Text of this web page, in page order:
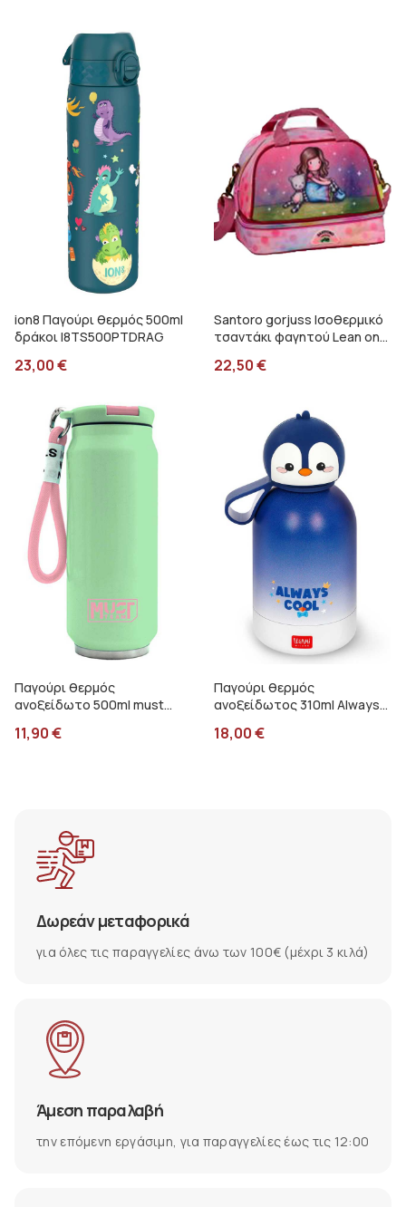
ion8 Παγούρι θερμός 500ml
δράκοι I8TS500PTDRAG
23,00€
Santoro gorjuss Ισοθερμικό
τσαντάκι φαγητού Lean on
22,50€
Παγούρι θερμός
ανοξείδωτο 500ml must
11,90€
Παγούρι θερμός
ανοξείδωτος 310ml Always
KSSB0007
18,00€
Δωρεάν μεταφορικά
για όλες τις παραγγελίες άνω των 100€ (μέχρι 3 κιλά)
Άμεση παραλαβή
την επόμενη εργάσιμη, για παραγγελίες έως τις 12:00